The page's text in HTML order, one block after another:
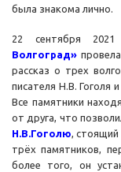
была знакома лично.
22 сентября
Волгоград» провела
рассказ о трех
писателя Н.В. Гоголя
Все памятники
от друга, что
Н.В.Гоголю, стоящий
трёх памятников,
более того, он